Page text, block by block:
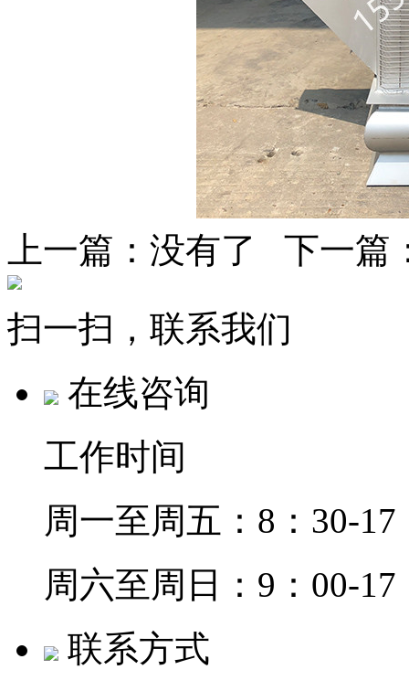
上一篇：没有了 下一篇
扫一扫，联系我们
在线咨询
工作时间
周一至周五：8：30-17
周六至周日：9：00-17
联系方式